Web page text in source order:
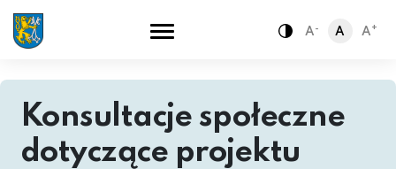
A - A A +
Konsultacje społeczne
dotyczące projektu